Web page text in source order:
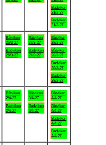
Badviken
21/3-27
Badviken
21/3-27
Båtviken
26/3-27
Badviken
26/3-27
Båtviken
27/3-27
Badviken
27/3-27
Båtviken
28/3-27
Båtviken
28/3-27
Badviken
28/3-27
Badviken
28/3-27
Båtviken
2/4-27
Badviken
2/4-27
Båtviken
3/4-27
Badviken
3/4-27
Båtviken
4/4-27
Båtviken
4/4-27
Badviken
4/4-27
Badviken
4/4-27